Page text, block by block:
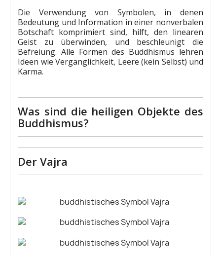
Die Verwendung von Symbolen, in denen
Bedeutung und Information in einer nonverbalen
Botschaft komprimiert sind, hilft, den linearen
Geist zu überwinden, und beschleunigt die
Befreiung. Alle Formen des Buddhismus lehren
Ideen wie Vergänglichkeit, Leere (kein Selbst) und
Karma.
Was sind die heiligen Objekte des
Buddhismus?
Der Vajra